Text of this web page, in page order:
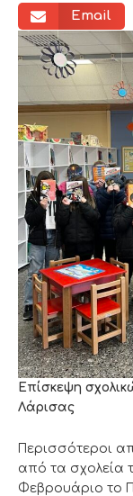
Email
Επίσκεψη
Λάρισας
Περισσότεροι
από τα σχολεία
Φεβρουάριο το